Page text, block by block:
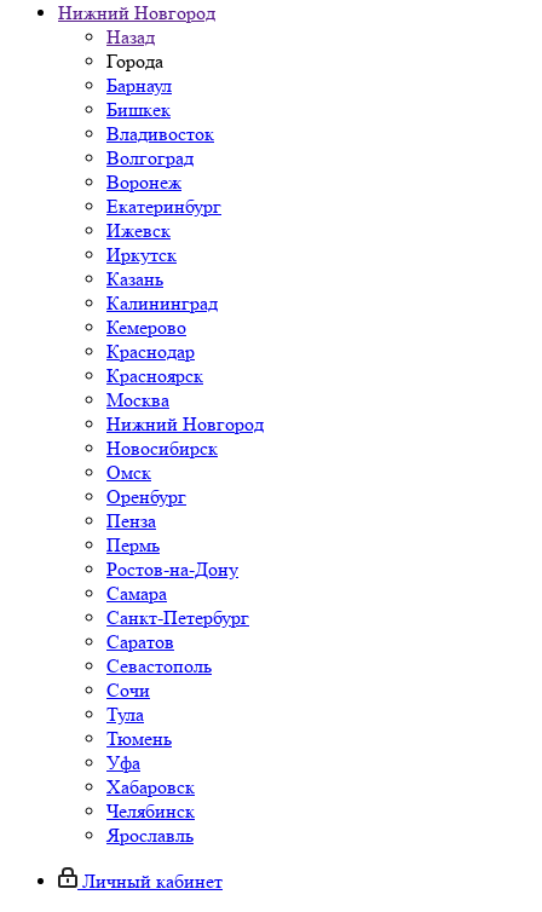
Нижний Новгород
Назад
Города
Барнаул
Бишкек
Владивосток
Волгоград
Воронеж
Екатеринбург
Ижевск
Иркутск
Казань
Калининград
Кемерово
Краснодар
Красноярск
Москва
Нижний Новгород
Новосибирск
Омск
Оренбург
Пенза
Пермь
Ростов-на-Дону
Самара
Санкт-Петербург
Саратов
Севастополь
Сочи
Тула
Тюмень
Уфа
Хабаровск
Челябинск
Ярославль
Личный кабинет